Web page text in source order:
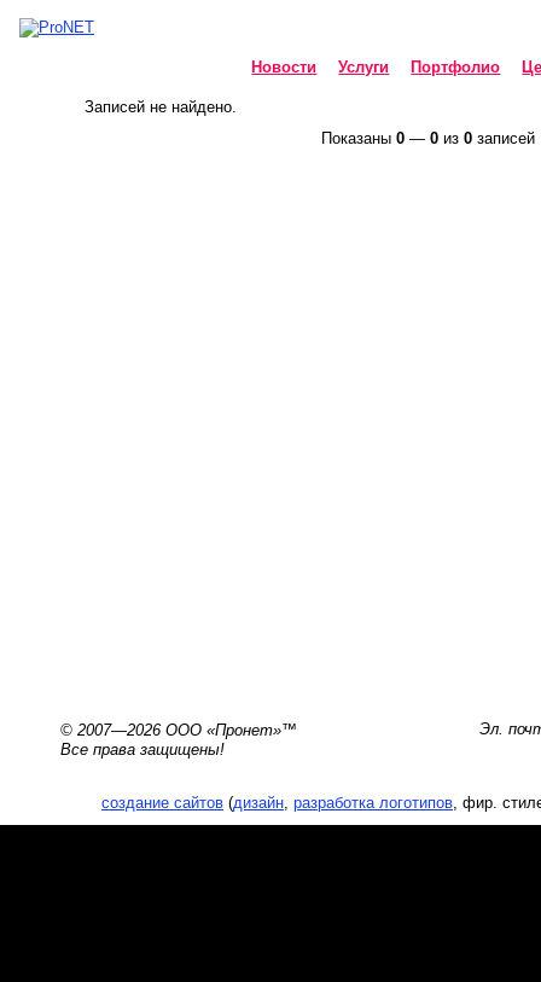
Новости Услуги Портфолио
Записей не найдено.
Показаны 0— 0из 0записей
© 2007—2026 ООО «Пронет»™
Все права защищены!
Эл.
создание сайтов (дизайн, разработка логотипов, фир.